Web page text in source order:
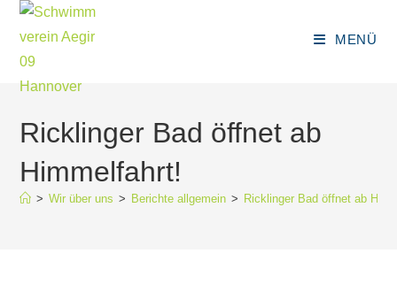
Zum
Inhalt
springen
MENÜ
Ricklinger Bad öffnet ab
Himmelfahrt!
> Wir über uns > Berichte allgemein > Ricklinger Bad öffnet ab